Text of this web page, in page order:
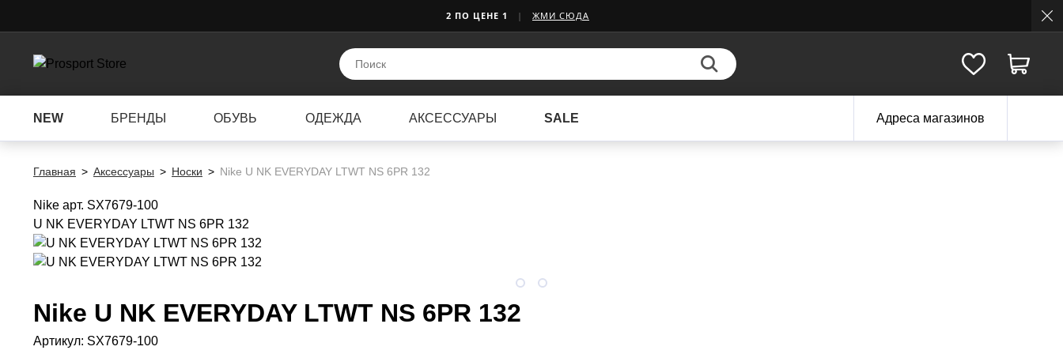
2 ПО ЦЕНЕ 1 | ЖМИ СЮДА
NEW БРЕНДЫ ОБУВЬ ОДЕЖДА АКСЕССУАРЫ SALE Адреса магазинов
Главная Аксессуары Носки Nike U NK EVERYDAY LTWT NS 6PR 132
Nike арт. SX7679-100
U NK EVERYDAY LTWT NS 6PR 132
Nike U NK EVERYDAY LTWT NS 6PR 132
Артикул: SX7679-100